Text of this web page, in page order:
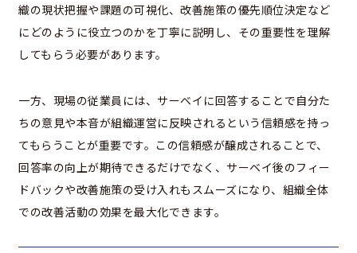
織の現状把握や課題の可視化、改善施策の優先順位決定など
にどのように役立つのかを丁寧に説明し、その重要性を理解
してもらう必要があります。
一方、現場の従業員には、サーベイに回答することで自分た
ちの意見や本音が組織運営に反映されるという信頼感を持っ
てもらうことが重要です。この信頼感が醸成されることで、
回答率の向上が期待できるだけでなく、サーベイ後のフィー
ドバックや改善施策の受け入れもスムーズになり、組織全体
での改善活動の効果を最大化できます。